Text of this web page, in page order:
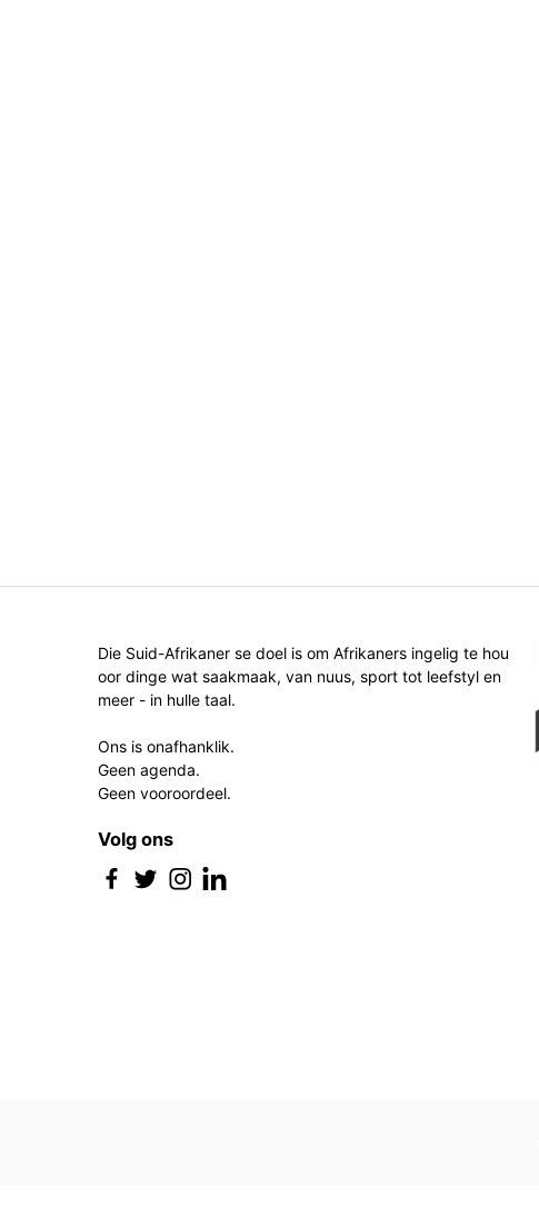
Die Suid-Afrikaner se doel is om Afrikaners ingelig te hou
oor dinge wat saakmaak, van nuus, sport tot leefstyl en
meer - in hulle taal.
Ons is onafhanklik.
Geen agenda.
Geen vooroordeel.
Volg ons